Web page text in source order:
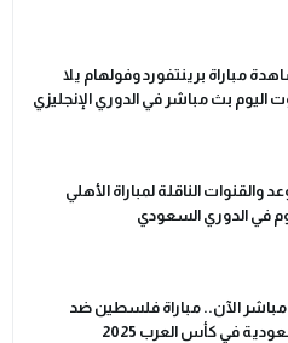
مباراة برينتفورد وفولهام يلا
اليوم بث مباشر في الدوري الإنجليزي
والقنوات الناقلة لمباراة الأهلي
في الدوري السعودي
الآن.. مباراة فلسطين ضد
في كأس العرب 2025